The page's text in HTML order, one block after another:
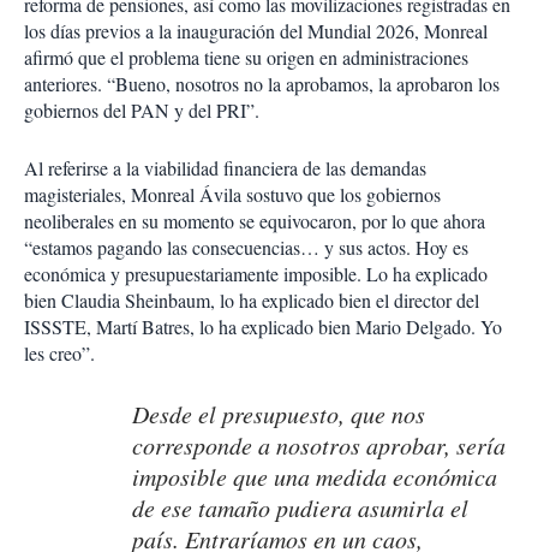
los días previos a la inauguración del Mundial 2026, Monreal
afirmó que el problema tiene su origen en administraciones
anteriores. “Bueno, nosotros no la aprobamos, la aprobaron los
gobiernos del PAN y del PRI”.
Al referirse a la viabilidad financiera de las demandas
magisteriales, Monreal Ávila sostuvo que los gobiernos
neoliberales en su momento se equivocaron, por lo que ahora
“estamos pagando las consecuencias… y sus actos. Hoy es
económica y presupuestariamente imposible. Lo ha explicado
bien Claudia Sheinbaum, lo ha explicado bien el director del
ISSSTE, Martí Batres, lo ha explicado bien Mario Delgado. Yo
les creo”.
Desde el presupuesto, que nos
corresponde a nosotros aprobar, sería
imposible que una medida económica
de ese tamaño pudiera asumirla el
país. Entraríamos en un caos,